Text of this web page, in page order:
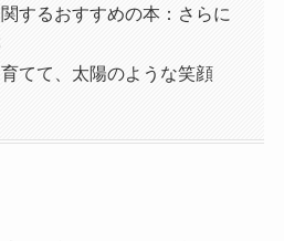
するおすすめの本：さらに
てて、太陽のような笑顔